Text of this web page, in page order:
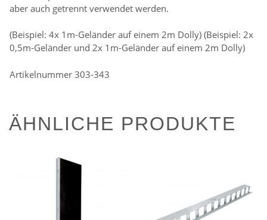
aber auch getrennt verwendet werden.
(Beispiel: 4x 1m-Geländer auf einem 2m Dolly) (Beispiel: 2x
0,5m-Geländer und 2x 1m-Geländer auf einem 2m Dolly)
Artikelnummer 303-343
ÄHNLICHE PRODUKTE